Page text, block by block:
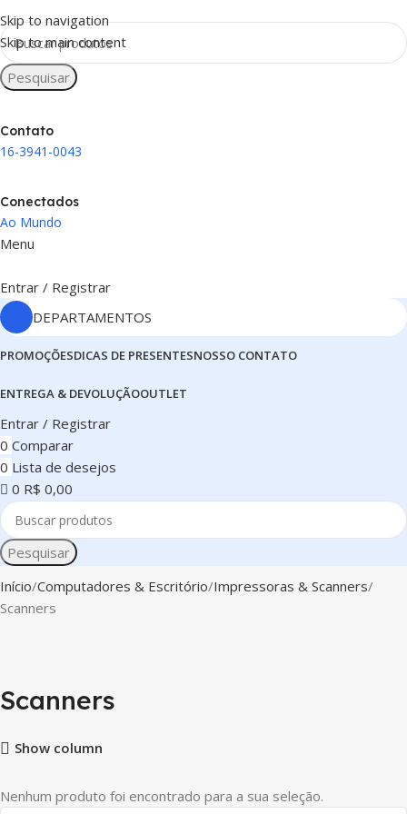
Skip to navigation
Skip to main content
Pesquisar
Contato
16-3941-0043
Conectados
Ao Mundo
Menu
Entrar / Registrar
DEPARTAMENTOS
PROMOÇÕESDICAS DE PRESENTESNOSSO CONTATO
ENTREGA & DEVOLUÇÃOOUTLET
Entrar / Registrar
0 Comparar
0 Lista de desejos
0 R$ 0,00
Pesquisar
Início Computadores & Escritório Impressoras & Scanners
Scanners
Scanners
Show column
Nenhum produto foi encontrado para a sua seleção.